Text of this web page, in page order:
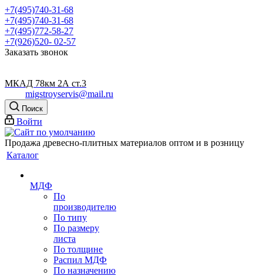
+7(495)740-31-68
+7(495)740-31-68
+7(495)772-58-27
+7(926)520- 02-57
Заказать звонок
МКАД 78км 2А ст.3
migstroyservis@mail.ru
Поиск
Войти
Продажа древесно-плитных материалов оптом и в розницу
Каталог
МДФ
По
производителю
По типу
По размеру
листа
По толщине
Распил МДФ
По назначению